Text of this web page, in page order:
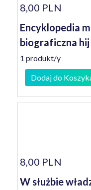
8,00 PLN
Encyklopedia
biograficzna hij
1 produkt/y
Dodaj do
8,00 PLN
W służbie